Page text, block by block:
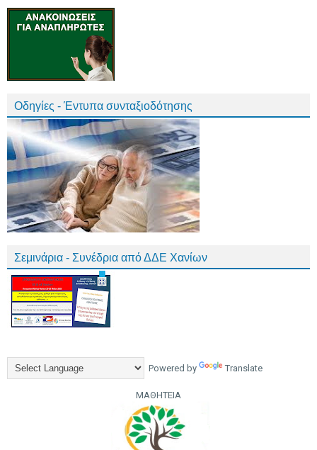
Οδηγίες - Έντυπα συνταξιοδότησης
Σεμινάρια - Συνέδρια από ΔΔΕ Χανίων
Powered by Translate
ΜΑΘΗΤΕΙΑ